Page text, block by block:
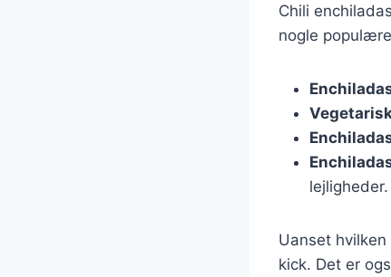
Chili
nogle
lejligheder.
Uanset
kick. Det er